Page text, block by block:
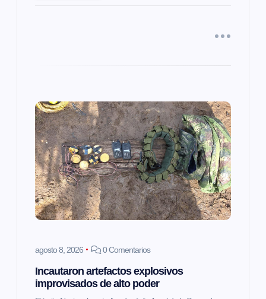
agosto 8, 2026 0 Comentarios
Incautaron artefactos explosivos
improvisados de alto poder